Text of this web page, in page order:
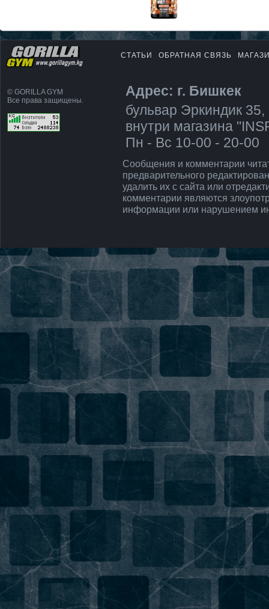
СТАТЬИ ОБРАТНАЯ СВЯЗЬ
© GORILLA GYM
Все права защищены.
Адрес: г. Бишкек
бульвар Эркиндик 35,
внутри магазина
Пн - Вс 10-00 - 20-00
Сообщения и комментарии
предварительного
удалить их с сайта или
комментарии являются
информации или нарушением